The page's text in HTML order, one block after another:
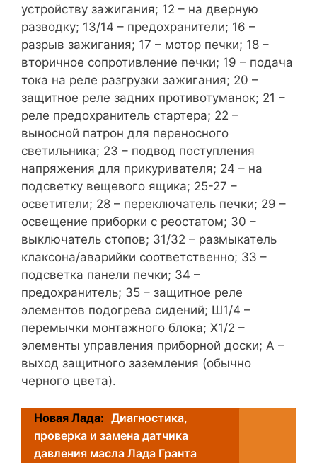
устройству зажигания; 12 – на дверную
разводку; 13/14 – предохранители; 16 –
разрыв зажигания; 17 – мотор печки; 18 –
вторичное сопротивление печки; 19 – подача
тока на реле разгрузки зажигания; 20 –
защитное реле задних противотуманок; 21 –
реле предохранитель стартера; 22 –
выносной патрон для переносного
светильника; 23 – подвод поступления
напряжения для прикуривателя; 24 – на
подсветку вещевого ящика; 25-27 –
осветители; 28 – переключатель печки; 29 –
освещение приборки с реостатом; 30 –
выключатель стопов; 31/32 – размыкатель
клаксона/аварийки соответственно; 33 –
подсветка панели печки; 34 –
предохранитель; 35 – защитное реле
элементов подогрева сидений; Ш1/4 –
перемычки монтажного блока; Х1/2 –
элементы управления приборной доски; А –
выход защитного заземления (обычно
черного цвета).
Новая Лада: Диагностика,
проверка и замена датчика
давления масла Лада Гранта